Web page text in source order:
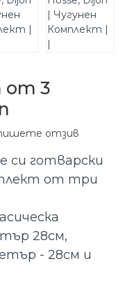
от 3
си готварски
от три
28см,
- 28см и
отзив